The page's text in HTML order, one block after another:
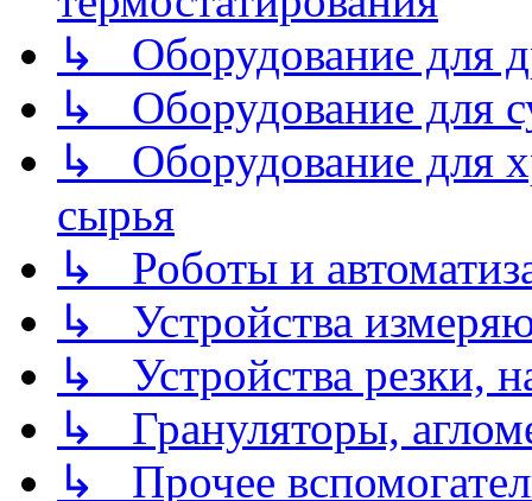
↳ Оборудование для
↳ Оборудование для
↳ Оборудование для
сырья
↳ Роботы и
↳ Устройства
↳ Устройства резки,
↳ Грануляторы,
↳ Прочее